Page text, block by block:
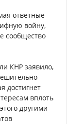
ответные
войну,
сообщество
КНР заявило,
достигнет
вплоть
другими